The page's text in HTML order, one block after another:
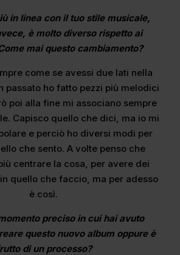
in linea con il tuo stile musicale,
è molto diverso rispetto ai
mai questo cambiamento?
come se avessi due lati nella
passato ho fatto pezzi più melodici
poi alla fine mi associano sempre
Capisco quello che dici, ma io mi
e perciò ho diversi modi per
che sento. A volte penso che
centrare la cosa, per avere dei
quello che faccio, ma per adesso
è così.
preciso in cui hai avuto
questo nuovo album oppure è
di un processo?